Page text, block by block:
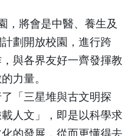
，將會是中醫、養生及
劃開放校園，進行跨
與各界友好一齊發揮教
力量。
「三星堆與古文明探
人文」，即是以科學求